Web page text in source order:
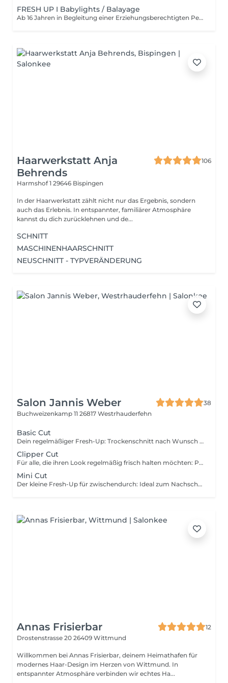
FRESH UP I Babylights / Balayage
Ab 16 Jahren in Begleitung einer Erziehungsberechtigten Person.
Haarwerkstatt Anja
Behrends
106
Harmshof 1 29646 Bispingen
In der Haarwerkstatt zählt nicht nur das Ergebnis, sondern
auch das Erlebnis. In entspannter, familiärer Atmosphäre
kannst du dich zurücklehnen und de...
SCHNITT
MASCHINENHAARSCHNITT
NEUSCHNITT - TYPVERÄNDERUNG
Salon Jannis Weber
38
Buchweizenkamp 11 26817 Westrhauderfehn
Basic Cut
Dein regelmäßiger Fresh-Up: Trockenschnitt nach Wunsch inklusive passendem Produktstyling für den perfekten Look.
Clipper Cut
Für alle, die ihren Look regelmäßig frisch halten möchten: Präziser Maschinenhaarschnitt oder ein schnelles Auffrischen der Seiten zwischen zwei größeren Haarschnitten.
Mini Cut
Der kleine Fresh-Up für zwischendurch: Ideal zum Nachschneiden von Konturen, dem Auffrischen des Nackens oder Kürzen des Ponys. Perfekt, wenn nur kleine Anpassungen nötig sind und dein Look schnell wieder sauber sitzen soll.
Annas Frisierbar
12
Drostenstrasse 20 26409 Wittmund
Willkommen bei Annas Frisierbar, deinem Heimathafen für
modernes Haar-Design im Herzen von Wittmund. In
entspannter Atmosphäre verbinden wir echtes Ha...